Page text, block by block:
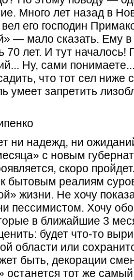
Много лет назад в
его господин
— мало сказать. Ему в
70 лет. И тут
Ну, сами
что тот сел ниже
умеет запретить
ни надежд, ни
с новым
скоро
бытовым реалиям
жизни. Не хочу
пессимистом. Хочу
в ближайшие 3
будет что-то
области или
быть, декорации
останется тот же